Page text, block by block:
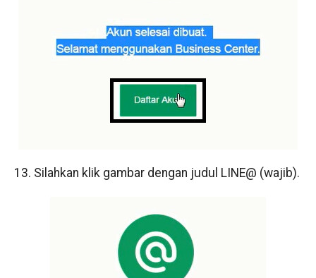
13. Silahkan klik gambar dengan judul LINE@ (wajib).